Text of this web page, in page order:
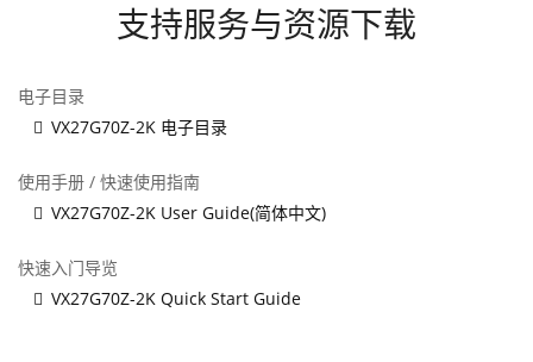
支持服务与资源下载
电子目录
VX27G70Z-2K 电子目录
使用手册 / 快速使用指南
VX27G70Z-2K User Guide(简体中文)
快速入门导览
VX27G70Z-2K Quick Start Guide